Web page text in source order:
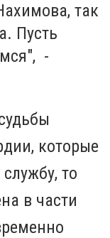
так
Пусть
-
которые
то
в части